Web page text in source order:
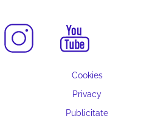
Cookies
Privacy
Publicitate